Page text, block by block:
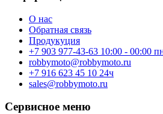
О нас
Обратная связь
Продукуция
+7 903 977-43-63 10:00 - 00:00
robbymoto@robbymoto.ru
+7 916 623 45 10 24ч
sales@robbymoto.ru
Сервисное меню